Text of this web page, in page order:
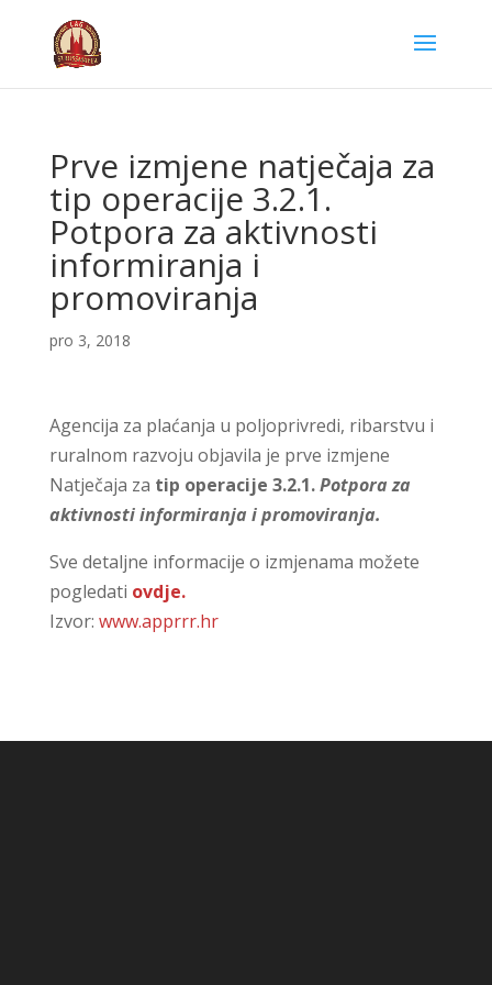
Prve izmjene natječaja za
tip operacije 3.2.1.
Potpora za aktivnosti
informiranja i
promoviranja
pro 3, 2018
Agencija za plaćanja u poljoprivredi, ribarstvu i
ruralnom razvoju objavila je prve izmjene
Natječaja za tip operacije 3.2.1.Potpora za
aktivnosti informiranja i promoviranja.
Sve detaljne informacije o izmjenama možete
pogledati ovdje.
Izvor: www.apprrr.hr